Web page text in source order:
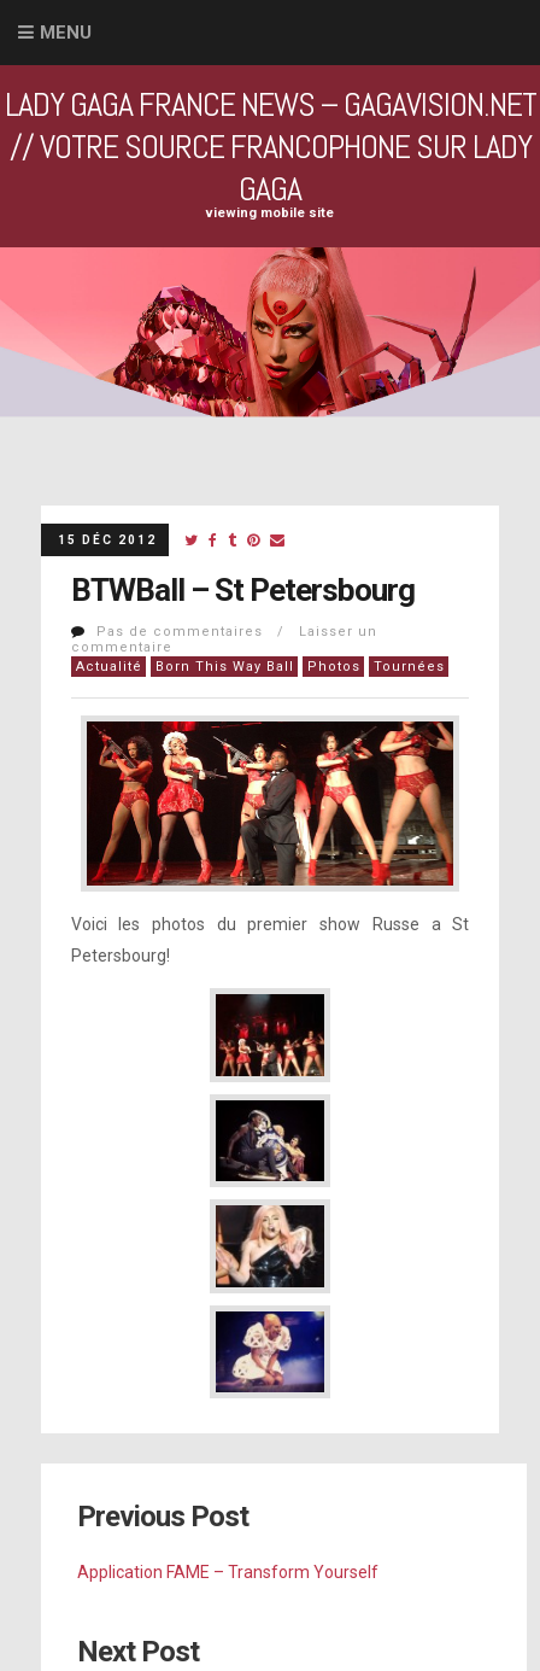
MENU
LADY GAGA FRANCE NEWS – GAGAVISION.NET
// VOTRE SOURCE FRANCOPHONE SUR LADY
GAGA
viewing mobile site
15 DÉC 2012
BTWBall – St Petersbourg
Pas de commentaires / Laisser un
commentaire
Actualité
Born This Way Ball Photos Tournées
Voici les photos du premier show Russe a St
Petersbourg!
Previous Post
Application FAME – Transform Yourself
Next Post